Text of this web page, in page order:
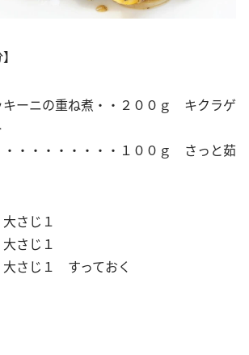
キーニの重ね煮・・２００ｇ キクラゲ
・・・・・・・・・１００ｇ さっと茹
さじ１
さじ１
大さじ１ すっておく